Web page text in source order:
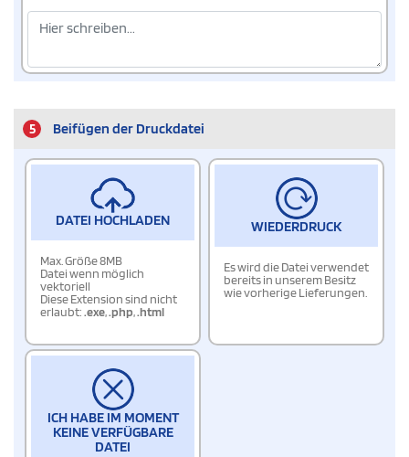
5 Beifügen der Druckdatei
DATEI HOCHLADEN
Max. Größe 8MB
Datei wenn möglich
vektoriell
Diese Extension sind nicht
erlaubt:.exe,.php,.html
WIEDERDRUCK
Es wird die Datei verwendet
bereits in unserem Besitz
wie vorherige Lieferungen.
ICH HABE IM MOMENT
KEINE VERFÜGBARE
DATEI